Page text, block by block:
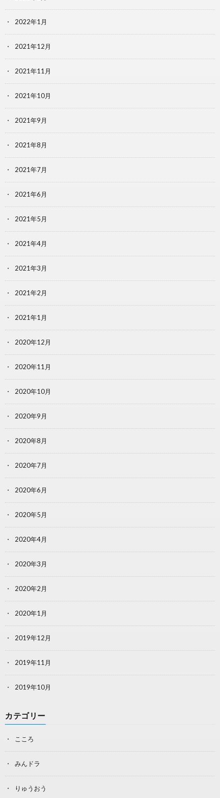
2022年1月
2021年12月
2021年11月
2021年10月
2021年9月
2021年8月
2021年7月
2021年6月
2021年5月
2021年4月
2021年3月
2021年2月
2021年1月
2020年12月
2020年11月
2020年10月
2020年9月
2020年8月
2020年7月
2020年6月
2020年5月
2020年4月
2020年3月
2020年2月
2020年1月
2019年12月
2019年11月
2019年10月
カテゴリー
こころ
みんドラ
りゅうおう